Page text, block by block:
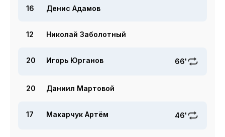
16 Денис Адамов
12 Николай Заболотный
20 Игорь Юрганов 66'
20 Даниил Мартовой
17 Макарчук Артём 46'